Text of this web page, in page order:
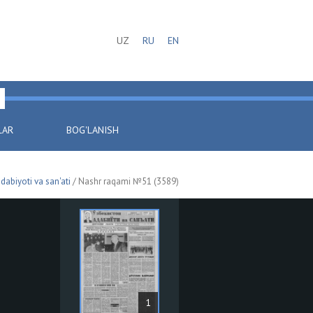
UZ RU EN
BOG'LANISH
va san'ati / Nashr raqami №51 (3589)
1